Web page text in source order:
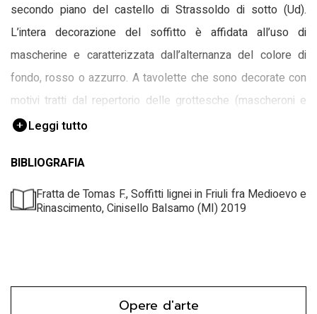
secondo piano del castello di Strassoldo di sotto (Ud).
L’intera decorazione del soffitto è affidata all’uso di
mascherine e caratterizzata dall’alternanza del colore di
fondo, rosso o azzurro. A tavolette che sono decorate con
motivi tratti dal repertorio delle grottesche (mascheroni e
sirene vegetali) e con scene e figure tratte da stampe e
ultimi sono inseriti su scudi sagomati e posti su un fondo
circoscritto da una semplice cornice rettangolare;
completano la decorazione nastri svolazzanti e due rametti
seconda con tre figure di spalle (rispettivamente con lancia,
con cane, con mazza d’arme).
Leggi tutto
BIBLIOGRAFIA
Fratta de Tomas F., Soffitti lignei in Friuli fra Medioevo e
Rinascimento, Cinisello Balsamo (MI) 2019
Opere d'arte